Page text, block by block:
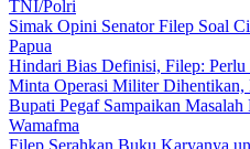
TNI/Polri
Simak Opini Senator Filep Soal
Papua
Hindari Bias Definisi, Filep:
Minta Operasi Militer
Bupati Pegaf Sampaikan
Wamafma
Filep Serahkan Buku Karyanya